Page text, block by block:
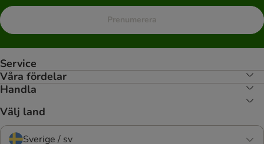
Prenumerera
Service
Våra fördelar
Handla
Välj land
Sverige / sv